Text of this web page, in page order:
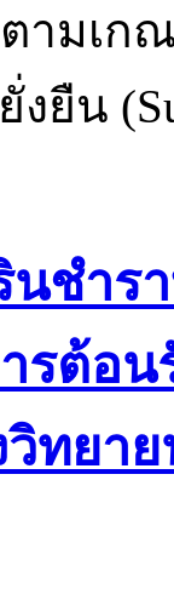
ามเ
น
นชำร
รต้อ
วิทยา